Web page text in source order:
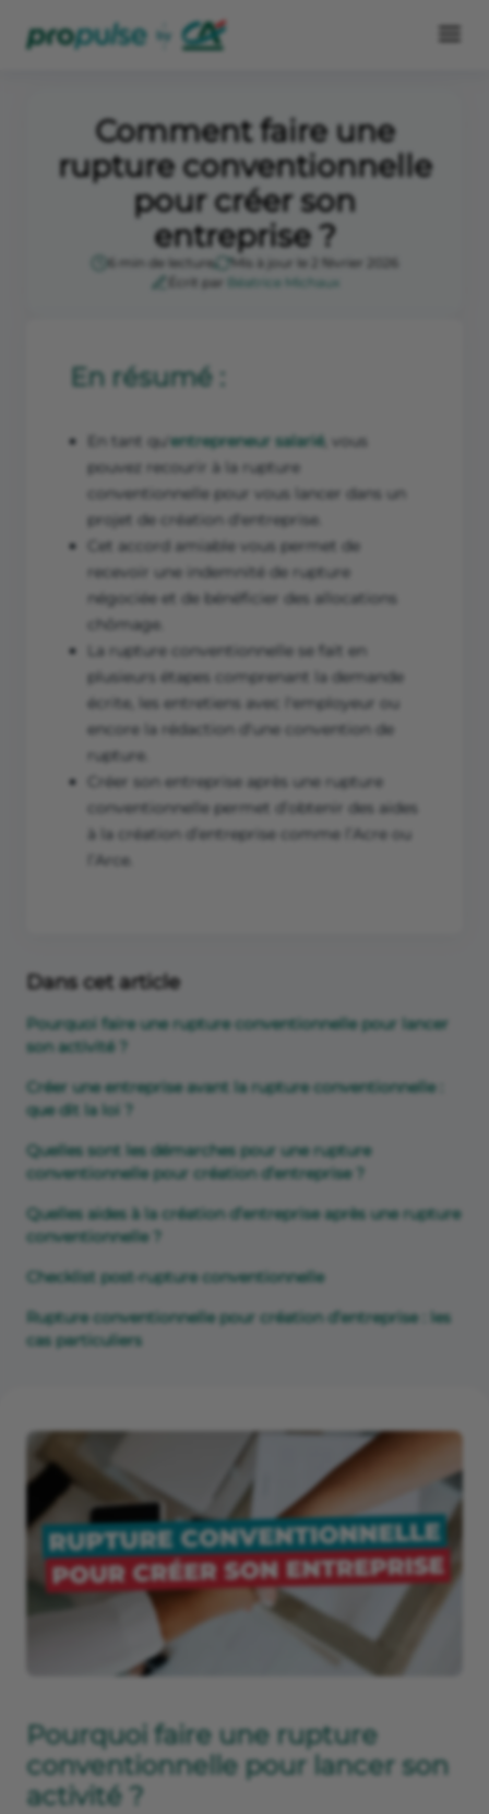
Comment faire une
rupture conventionnelle
pour créer son
entreprise ?
6 min de lecture
Mis à jour le 2 février 2026
Écrit par
Béatrice Michaux
En résumé :
En tant qu'entrepreneur salarié, vous
pouvez recourir à la rupture
conventionnelle pour vous lancer dans un
projet de création d'entreprise.
Cet accord amiable vous permet de
recevoir une indemnité de rupture
négociée et de bénéficier des allocations
chômage.
La rupture conventionnelle se fait en
plusieurs étapes comprenant la demande
écrite, les entretiens avec l'employeur ou
encore la rédaction d'une convention de
rupture.
Créer son entreprise après une rupture
conventionnelle permet d’obtenir des aides
à la création d’entreprise comme l’Acre ou
l’Arce.
Dans cet article
Pourquoi faire une rupture conventionnelle pour lancer
son activité ?
Créer une entreprise avant la rupture conventionnelle :
que dit la loi ?
Quelles sont les démarches pour une rupture
conventionnelle pour création d’entreprise ?
Quelles aides à la création d’entreprise après une rupture
conventionnelle ?
Checklist post-rupture conventionnelle
Rupture conventionnelle pour création d’entreprise : les
cas particuliers
Pourquoi faire une rupture
conventionnelle pour lancer son
activité ?